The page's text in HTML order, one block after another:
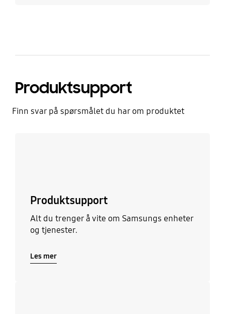
Produktsupport
Finn svar på spørsmålet du har om produktet
Produktsupport
Alt du trenger å vite om Samsungs enheter
og tjenester.
Les mer